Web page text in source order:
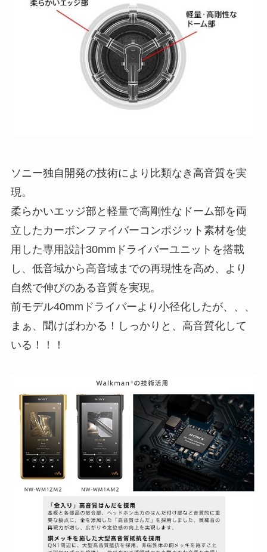
ソニー独自開発の技術により比類なき高音質を実
現。
柔らかいエッジ部と軽量で高剛性なドーム部を両
立したカーボンファイバーコンポジット素材を使
用した専用設計30mmドライバーユニットを搭載
し、低音域から高音域までの再現性を高め、より
自然で伸びのある音質を実現。
前モデル40mmドライバーより小径化したが、、、
まぁ、聞けばわかる！しっかりと、高音質化して
いる！！！